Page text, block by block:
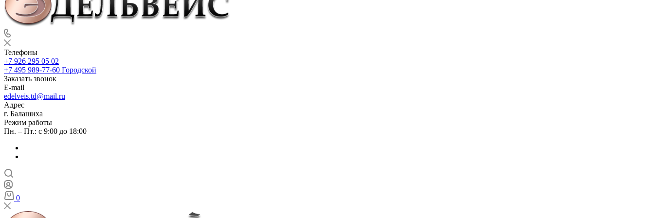
Телефоны
+7 926 295 05 02
+7 495 989-77-60 Городской
Заказать звонок
E-mail
edelveis.td@mail.ru
Адрес
г. Балашиха
Режим работы
Пн. – Пт.: с 9:00 до 18:00
0